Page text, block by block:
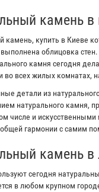
камень в
камень, купить в Киеве
облицовка
камня сегодня
во всех жилых комнатах,
детали из
натурального камня,
числе и
гармонии с самим
камень
сегодня
в любом крупном